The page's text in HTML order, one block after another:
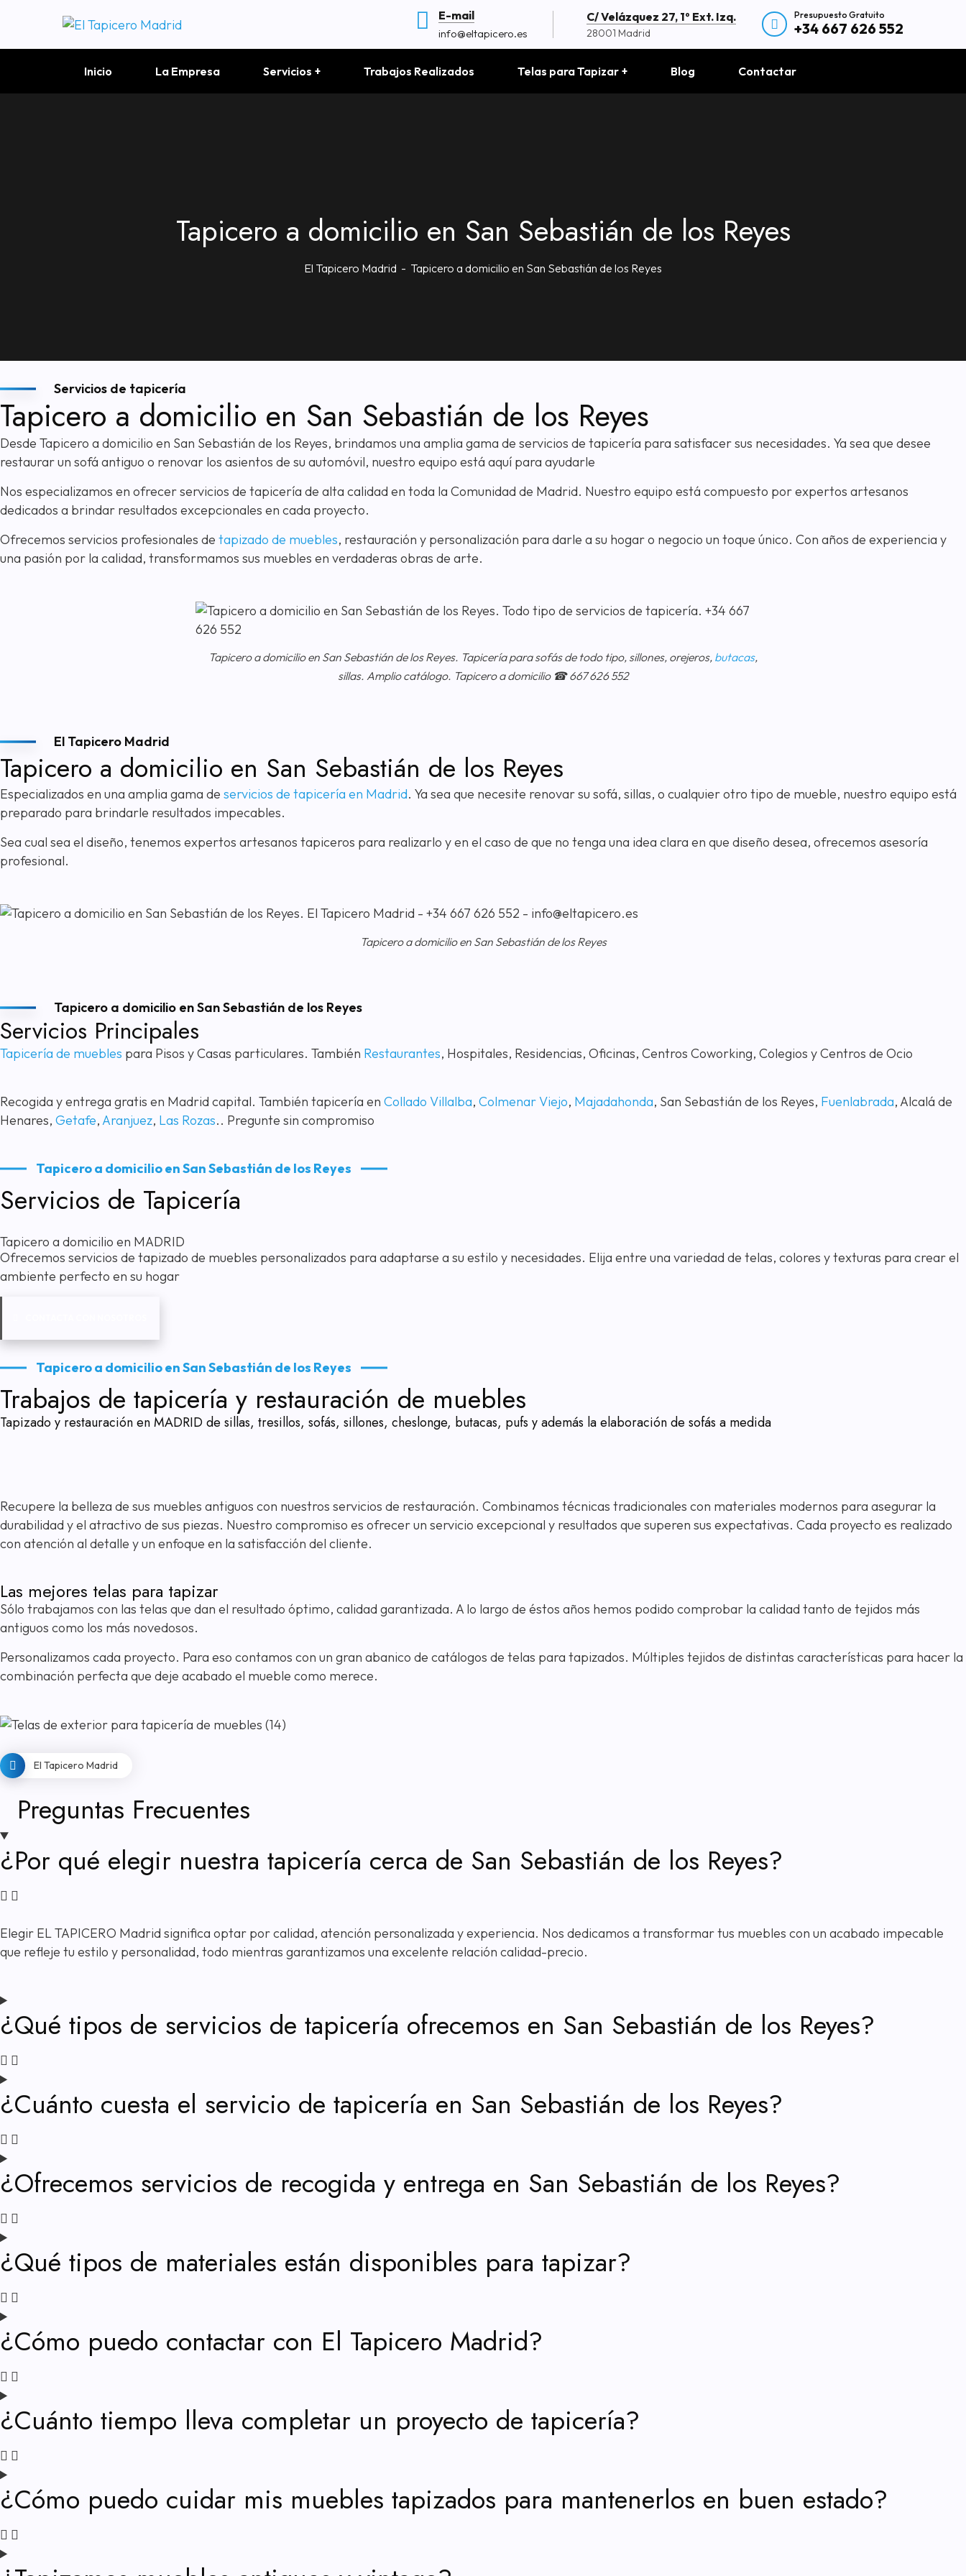
E-mail
info@eltapicero.es
C/ Velázquez 27, 1º Ext. Izq.
28001 Madrid
Presupuesto Gratuito
+34 667 626 552
Inicio La Empresa Servicios Trabajos Realizados Telas para Tapizar Blog Contactar
Tapicero a domicilio en San Sebastián de los Reyes
El Tapicero Madrid Tapicero a domicilio en San Sebastián de los Reyes
Servicios de tapicería
Tapicero a domicilio en San Sebastián de los Reyes
Desde Tapicero a domicilio en San Sebastián de los Reyes, brindamos una amplia gama de servicios de tapicería para satisfacer sus necesidades. Ya sea que desee
restaurar un sofá antiguo o renovar los asientos de su automóvil, nuestro equipo está aquí para ayudarle
Nos especializamos en ofrecer servicios de tapicería de alta calidad en toda la Comunidad de Madrid. Nuestro equipo está compuesto por expertos artesanos
dedicados a brindar resultados excepcionales en cada proyecto.
Ofrecemos servicios profesionales de tapizado de muebles, restauración y personalización para darle a su hogar o negocio un toque único. Con años de experiencia y
una pasión por la calidad, transformamos sus muebles en verdaderas obras de arte.
Tapicero a domicilio en San Sebastián de los Reyes. Tapicería para sofás de todo tipo, sillones, orejeros, butacas,
sillas. Amplio catálogo. Tapicero a domicilio ☎ 667 626 552
El Tapicero Madrid
Tapicero a domicilio en San Sebastián de los Reyes
Especializados en una amplia gama de servicios de tapicería en Madrid. Ya sea que necesite renovar su sofá, sillas, o cualquier otro tipo de mueble, nuestro equipo está
preparado para brindarle resultados impecables.
Sea cual sea el diseño, tenemos expertos artesanos tapiceros para realizarlo y en el caso de que no tenga una idea clara en que diseño desea, ofrecemos asesoría
profesional.
Tapicero a domicilio en San Sebastián de los Reyes
Tapicero a domicilio en San Sebastián de los Reyes
Servicios Principales
Tapicería de muebles para Pisos y Casas particulares. También Restaurantes, Hospitales, Residencias, Oficinas, Centros Coworking, Colegios y Centros de Ocio
Recogida y entrega gratis en Madrid capital. También tapicería en Collado Villalba, Colmenar Viejo, Majadahonda, San Sebastián de los Reyes, Fuenlabrada, Alcalá de
Henares, Getafe, Aranjuez, Las Rozas.. Pregunte sin compromiso
Tapicero a domicilio en San Sebastián de los Reyes
Servicios de Tapicería
Tapicero a domicilio en MADRID
Ofrecemos servicios de tapizado de muebles personalizados para adaptarse a su estilo y necesidades. Elija entre una variedad de telas, colores y texturas para crear el
ambiente perfecto en su hogar
Tapicero a domicilio en San Sebastián de los Reyes
Trabajos de tapicería y restauración de muebles
Tapizado y restauración en MADRID de sillas, tresillos, sofás, sillones, cheslonge, butacas, pufs y además la elaboración de sofás a medida
Recupere la belleza de sus muebles antiguos con nuestros servicios de restauración. Combinamos técnicas tradicionales con materiales modernos para asegurar la
durabilidad y el atractivo de sus piezas. Nuestro compromiso es ofrecer un servicio excepcional y resultados que superen sus expectativas. Cada proyecto es realizado
con atención al detalle y un enfoque en la satisfacción del cliente.
Las mejores telas para tapizar
Sólo trabajamos con las telas que dan el resultado óptimo, calidad garantizada. A lo largo de éstos años hemos podido comprobar la calidad tanto de tejidos más
antiguos como los más novedosos.
Personalizamos cada proyecto. Para eso contamos con un gran abanico de catálogos de telas para tapizados. Múltiples tejidos de distintas características para hacer la
combinación perfecta que deje acabado el mueble como merece.
El Tapicero Madrid
Preguntas Frecuentes
¿Por qué elegir nuestra tapicería cerca de San Sebastián de los Reyes?
Elegir EL TAPICERO Madrid significa optar por calidad, atención personalizada y experiencia. Nos dedicamos a transformar tus muebles con un acabado impecable
que refleje tu estilo y personalidad, todo mientras garantizamos una excelente relación calidad-precio.
¿Qué tipos de servicios de tapicería ofrecemos en San Sebastián de los Reyes?
¿Cuánto cuesta el servicio de tapicería en San Sebastián de los Reyes?
¿Ofrecemos servicios de recogida y entrega en San Sebastián de los Reyes?
¿Qué tipos de materiales están disponibles para tapizar?
¿Cómo puedo contactar con El Tapicero Madrid?
¿Cuánto tiempo lleva completar un proyecto de tapicería?
¿Cómo puedo cuidar mis muebles tapizados para mantenerlos en buen estado?